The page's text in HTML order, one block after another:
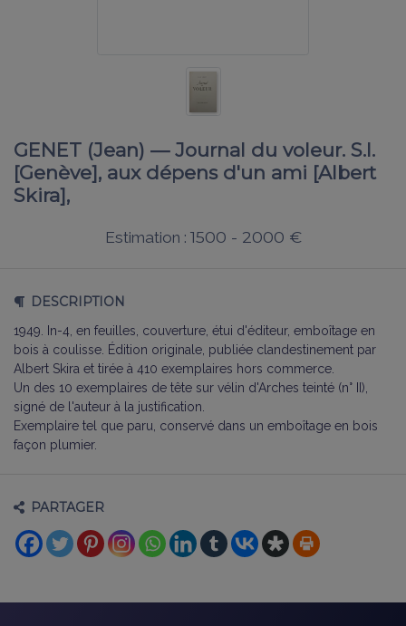
GENET (Jean) — Journal du voleur. S.l.
[Genève], aux dépens d'un ami [Albert
Skira],
Estimation : 1500 - 2000 €
DESCRIPTION
1949. In-4, en feuilles, couverture, étui d'éditeur, emboîtage en
bois à coulisse. Édition originale, publiée clandestinement par
Albert Skira et tirée à 410 exemplaires hors commerce.
Un des 10 exemplaires de tête sur vélin d'Arches teinté (n° II),
signé de l'auteur à la justification.
Exemplaire tel que paru, conservé dans un emboîtage en bois
façon plumier.
PARTAGER